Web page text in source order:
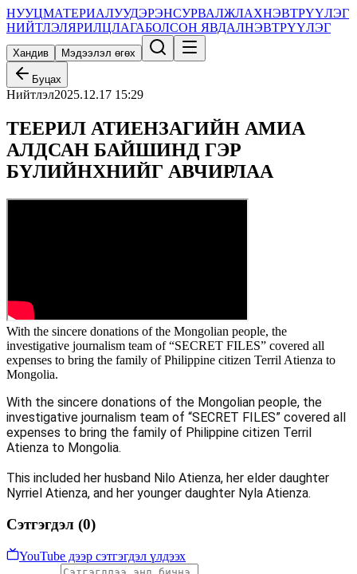
НУУЦМАТЕРИАЛУУДЭРЭНСУРВАЛЖЛАХНЭВТРҮҮЛЭГ
НИЙТЛЭЛЯРИЛЦЛАГАБОЛСОН ЯВДАЛНЭВТРҮҮЛЭГ
Хандив Мэдээлэл өгөх
Буцах
Нийтлэл2025.12.17 15:29
ТЕЕРИЛ АТИЕНЗАГИЙН АМИА
АЛДСАН БАЙШИНД ГЭР
БҮЛИЙНХНИЙГ АВЧИРЛАА
With the sincere donations of the Mongolian people, the
investigative journalism team of “SECRET FILES” covered all
expenses to bring the family of Philippine citizen Terril Atienza to
Mongolia.
With the sincere donations of the Mongolian people, the
investigative journalism team of “SECRET FILES” covered all
expenses to bring the family of Philippine citizen Terril
Atienza to Mongolia.
This included her husband Nilo Atienza, her elder daughter
Nyrriel Atienza, and her younger daughter Nyla Atienza.
Сэтгэгдэл (0)
YouTube дээр сэтгэгдэл үлдээх